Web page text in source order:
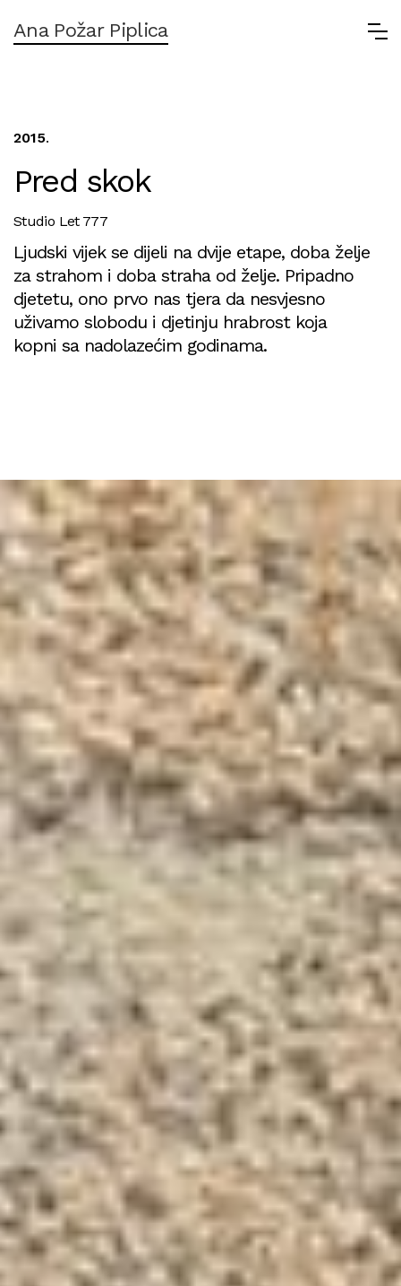
Ana Požar Piplica
2015.
Pred skok
Studio Let 777
Ljudski vijek se dijeli na dvije etape, doba želje
za strahom i doba straha od želje. Pripadno
djetetu, ono prvo nas tjera da nesvjesno
uživamo slobodu i djetinju hrabrost koja
kopni sa nadolazećim godinama.